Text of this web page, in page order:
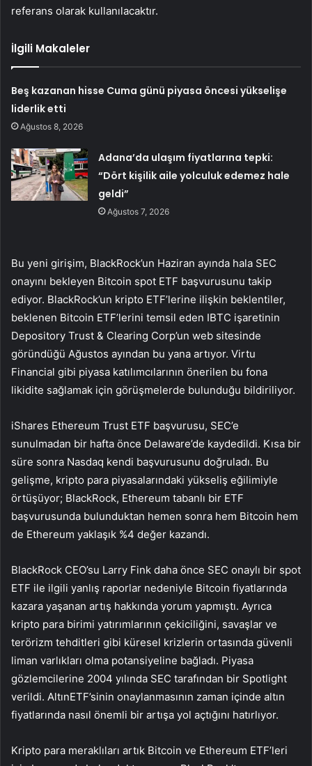
referans olarak kullanılacaktır.
İlgili Makaleler
Beş kazanan hisse Cuma günü piyasa öncesi yükselişe
liderlik etti
Ağustos 8, 2026
Adana’da ulaşım fiyatlarına tepki:
“Dört kişilik aile yolculuk edemez hale
geldi”
Ağustos 7, 2026
Bu yeni girişim, BlackRock’un Haziran ayında hala SEC
onayını bekleyen Bitcoin spot ETF başvurusunu takip
ediyor. BlackRock’un kripto ETF’lerine ilişkin beklentiler,
beklenen Bitcoin ETF’lerini temsil eden IBTC işaretinin
Depository Trust & Clearing Corp’un web sitesinde
göründüğü Ağustos ayından bu yana artıyor. Virtu
Financial gibi piyasa katılımcılarının önerilen bu fona
likidite sağlamak için görüşmelerde bulunduğu bildiriliyor.
iShares Ethereum Trust ETF başvurusu, SEC’e
sunulmadan bir hafta önce Delaware’de kaydedildi. Kısa bir
süre sonra Nasdaq kendi başvurusunu doğruladı. Bu
gelişme, kripto para piyasalarındaki yükseliş eğilimiyle
örtüşüyor; BlackRock, Ethereum tabanlı bir ETF
başvurusunda bulunduktan hemen sonra hem Bitcoin hem
de Ethereum yaklaşık %4 değer kazandı.
BlackRock CEO’su Larry Fink daha önce SEC onaylı bir spot
ETF ile ilgili yanlış raporlar nedeniyle Bitcoin fiyatlarında
kazara yaşanan artış hakkında yorum yapmıştı. Ayrıca
kripto para birimi yatırımlarının çekiciliğini, savaşlar ve
terörizm tehditleri gibi küresel krizlerin ortasında güvenli
liman varlıkları olma potansiyeline bağladı. Piyasa
gözlemcilerine 2004 yılında SEC tarafından bir Spotlight
verildi. AltınETF’sinin onaylanmasının zaman içinde altın
fiyatlarında nasıl önemli bir artışa yol açtığını hatırlıyor.
Kripto para meraklıları artık Bitcoin ve Ethereum ETF’leri